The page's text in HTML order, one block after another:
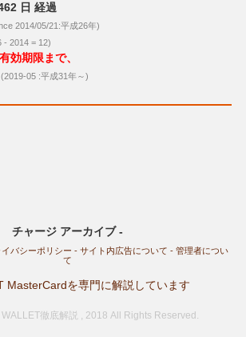
日 経過
2014/05/21:平成26年)
- 2014 = 12)
効期限まで、
(2019-05 :平成31年～)
チャージ アーカイブ -
イバシーポリシー - サイト内広告について - 管理者につい
て
MasterCardを専門に解説しています
徹底解説 , 2018 All Rights Reserved.